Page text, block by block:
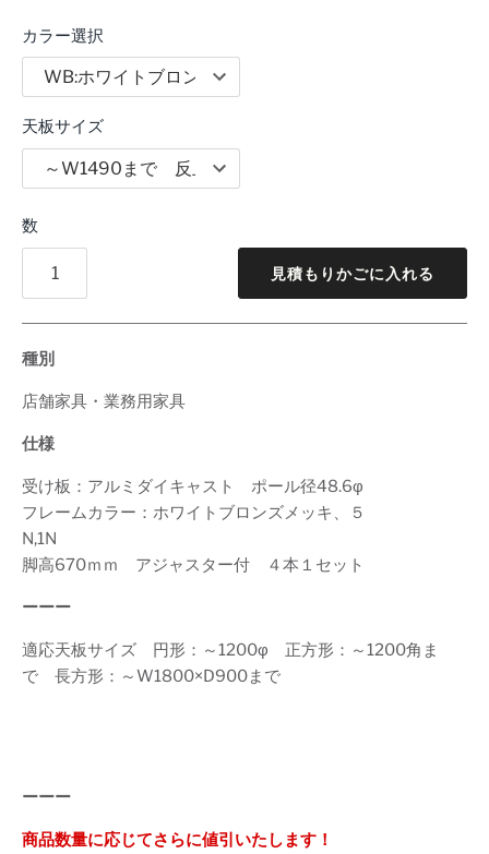
カラー選択
天板サイズ
数
見積もりかごに入れる
種別
店舗家具・業務用家具
仕様
受け板：アルミダイキャスト ポール径48.6φ
フレームカラー：ホワイトブロンズメッキ、５
N,1N
脚高670ｍｍ アジャスター付 ４本１セット
ーーー
適応天板サイズ 円形：～1200φ 正方形：～1200角ま
で 長方形：～W1800×D900まで
ーーー
商品数量に応じてさらに値引いたします！